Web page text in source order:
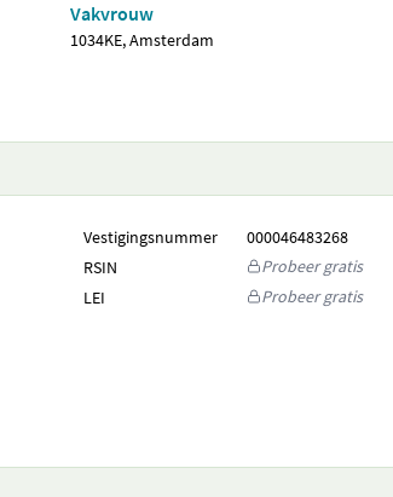
Vakvrouw
1034KE, Amsterdam
Vestigingsnummer
000046483268
RSIN
Probeer gratis
LEI
Probeer gratis